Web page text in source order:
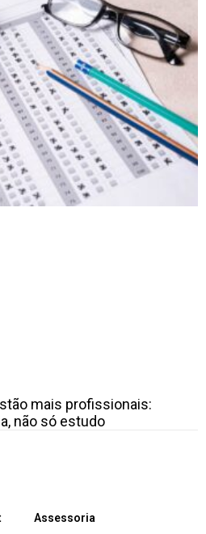
mais profissionais:
não só estudo
Assessoria